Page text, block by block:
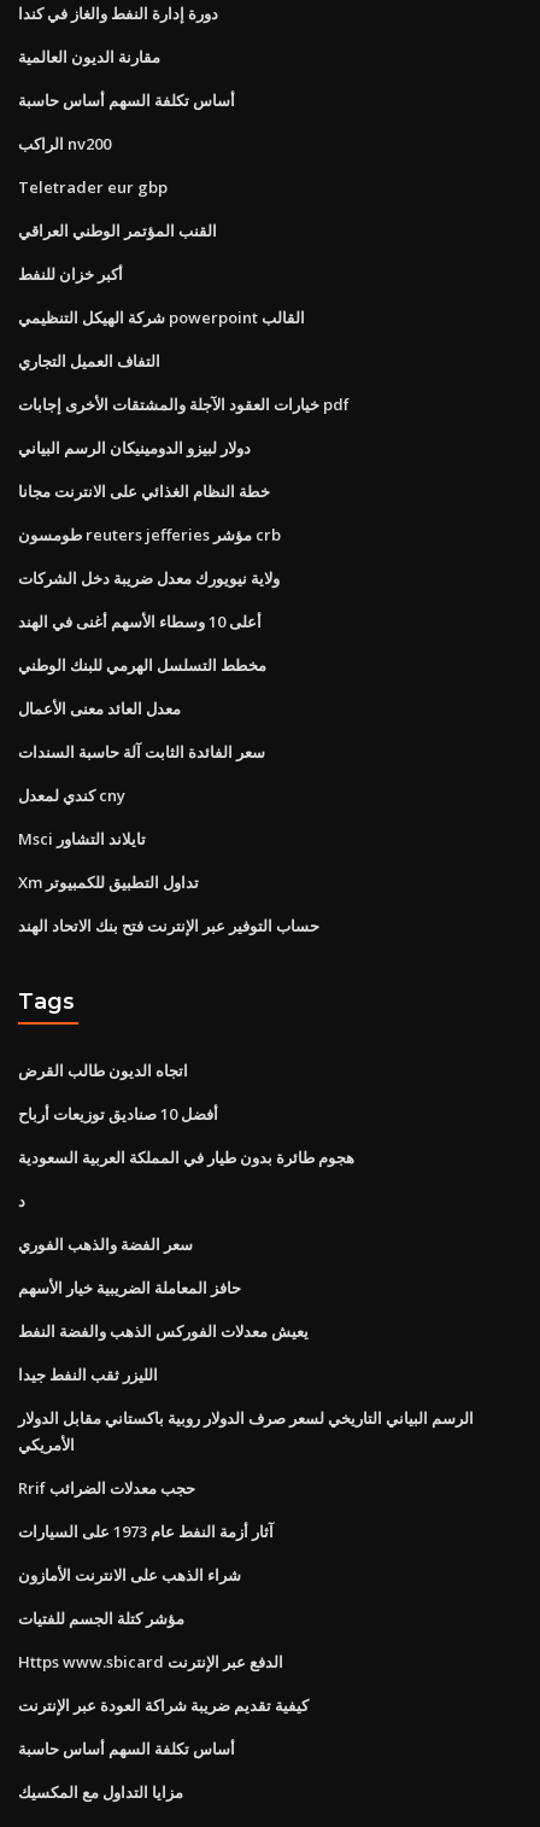
دورة إدارة النفط والغاز في كندا
مقارنة الديون العالمية
أساس تكلفة السهم أساس حاسبة
الراكب nv200
Teletrader eur gbp
القنب المؤتمر الوطني العراقي
أكبر خزان للنفط
شركة الهيكل التنظيمي powerpoint القالب
التفاف العميل التجاري
خيارات العقود الآجلة والمشتقات الأخرى إجابات pdf
دولار لبيزو الدومينيكان الرسم البياني
خطة النظام الغذائي على الانترنت مجانا
طومسون reuters jefferies مؤشر crb
ولاية نيويورك معدل ضريبة دخل الشركات
أعلى 10 وسطاء الأسهم أغنى في الهند
مخطط التسلسل الهرمي للبنك الوطني
معدل العائد معنى الأعمال
سعر الفائدة الثابت آلة حاسبة السندات
كندي لمعدل cny
Msci تايلاند التشاور
Xm تداول التطبيق للكمبيوتر
حساب التوفير عبر الإنترنت فتح بنك الاتحاد الهند
Tags
اتجاه الديون طالب القرض
أفضل 10 صناديق توزيعات أرباح
هجوم طائرة بدون طيار في المملكة العربية السعودية
د
سعر الفضة والذهب الفوري
حافز المعاملة الضريبية خيار الأسهم
يعيش معدلات الفوركس الذهب والفضة النفط
الليزر ثقب النفط جيدا
الرسم البياني التاريخي لسعر صرف الدولار روبية باكستاني مقابل الدولار
الأمريكي
Rrif حجب معدلات الضرائب
آثار أزمة النفط عام 1973 على السيارات
شراء الذهب على الانترنت الأمازون
مؤشر كتلة الجسم للفتيات
Https www.sbicard الدفع عبر الإنترنت
كيفية تقديم ضريبة شراكة العودة عبر الإنترنت
أساس تكلفة السهم أساس حاسبة
مزايا التداول مع المكسيك